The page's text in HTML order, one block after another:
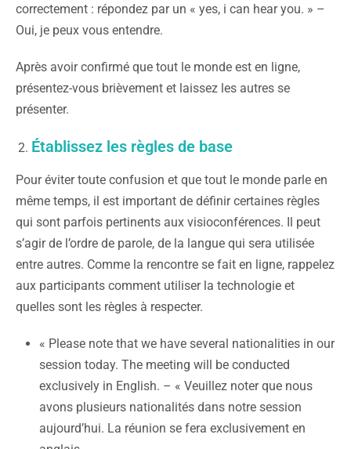
correctement : répondez par un « yes, i can hear you. » –
Oui, je peux vous entendre.
Après avoir confirmé que tout le monde est en ligne,
présentez-vous brièvement et laissez les autres se
présenter.
Établissez les règles de base
Pour éviter toute confusion et que tout le monde parle en
même temps, il est important de définir certaines règles
qui sont parfois pertinents aux visioconférences. Il peut
s’agir de l’ordre de parole, de la langue qui sera utilisée
entre autres. Comme la rencontre se fait en ligne, rappelez
aux participants comment utiliser la technologie et
quelles sont les règles à respecter.
« Please note that we have several nationalities in our
session today. The meeting will be conducted
exclusively in English. – « Veuillez noter que nous
avons plusieurs nationalités dans notre session
aujourd’hui. La réunion se fera exclusivement en